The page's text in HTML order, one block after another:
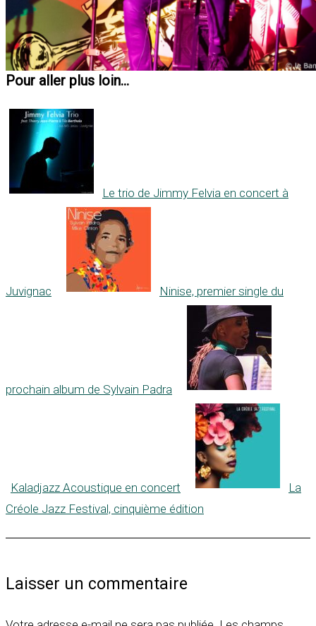
Pour aller plus loin...
Le trio de Jimmy Felvia en concert à
Juvignac Ninise, premier single du
prochain album de Sylvain Padra
Kaladjazz Acoustique en concert
La
Créole Jazz Festival, cinquième édition
Laisser un commentaire